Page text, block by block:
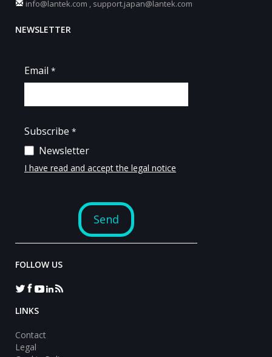
info@lantek.com
support.japan@lantek.com
NEWSLETTER
FOLLOW US
LINKS
Contact
Legal